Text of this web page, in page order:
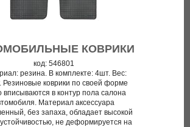
КОВРИКИ
код: 546801
резина. В комплекте: 4шт. Вес:
Резиновые коврики по своей форме
вписываются в контур пола салона
Материал аксессуара
без запаха, обладает высокой
не деформируется на